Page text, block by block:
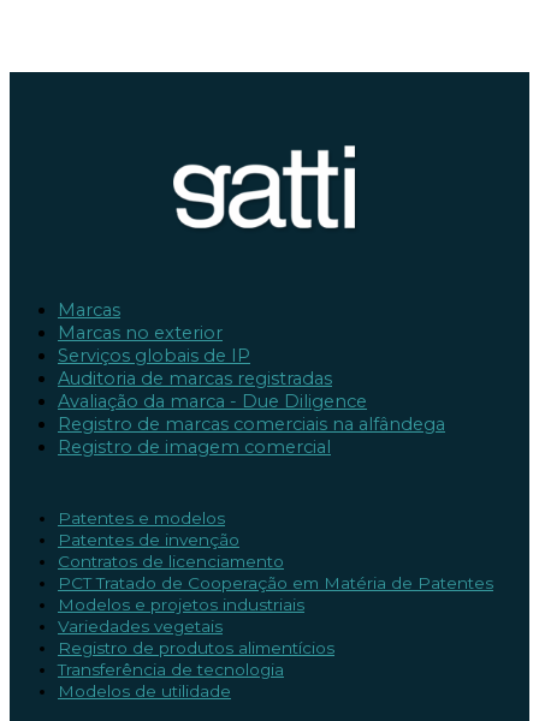
Marcas
Marcas no exterior
Serviços globais de IP
Auditoria de marcas registradas
Avaliação da marca - Due Diligence
Registro de marcas comerciais na alfândega
Registro de imagem comercial
Patentes e modelos
Patentes de invenção
Contratos de licenciamento
PCT Tratado de Cooperação em Matéria de Patentes
Modelos e projetos industriais
Variedades vegetais
Registro de produtos alimentícios
Transferência de tecnologia
Modelos de utilidade